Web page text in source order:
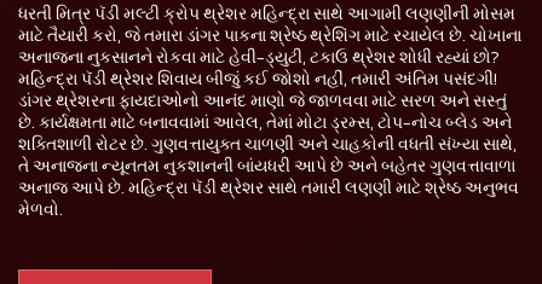
ધરતી મિત્ર પૅડી મલ્ટી ક્રોપ થ્રેશર મહિન્દ્રા સાથે આગામી લણણીની મોસમ
માટે તૈયારી કરો, જે તમારા ડાંગર પાકના શ્રેષ્ઠ થ્રેશિંગ માટે રચાયેલ છે. ચોખાના
અનાજના નુકસાનને રોકવા માટે હેવી-ડ્યુટી, ટકાઉ થ્રેશર શોધી રહ્યાં છો?
મહિન્દ્રા પૅડી થ્રેશર શિવાય બીજું કઈ જોશો નહીં, તમારી અંતિમ પસંદગી!
ડાંગર થ્રેશરના ફાયદાઓનો આનંદ માણો જે જાળવવા માટે સરળ અને સસ્તું
છે. કાર્યક્ષમતા માટે બનાવવામાં આવેલ, તેમાં મોટા ડ્રમ્સ, ટોપ-નોચ બ્લેડ અને
શક્તિશાળી રોટર છે. ગુણવત્તાયુક્ત ચાળણી અને ચાહકોની વધતી સંખ્યા સાથે,
તે અનાજના ન્યૂનતમ નુકશાનની બાંયધરી આપે છે અને બહેતર ગુણવત્તાવાળા
અનાજ આપે છે. મહિન્દ્રા પૅડી થ્રેશર સાથે તમારી લણણી માટે શ્રેષ્ઠ અનુભવ
મેળવો.